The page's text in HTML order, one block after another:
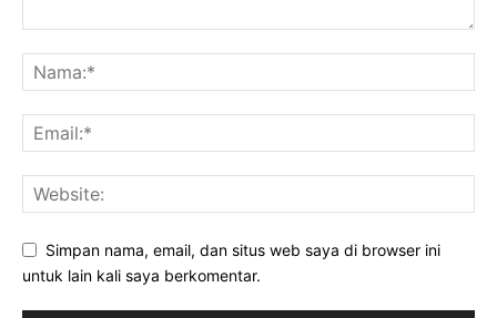
Simpan nama, email, dan situs web saya di browser ini
untuk lain kali saya berkomentar.